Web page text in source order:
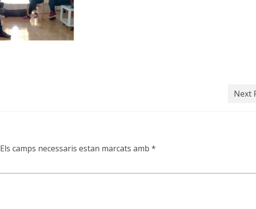
Next
Els camps necessaris estan marcats amb *